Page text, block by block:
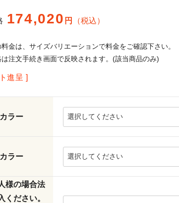
174,020 税込
金は、サイズバリエーションで料金をご確認下さい。
注文手続き画面で反映されます。(該当商品のみ)
進呈 ]
ラー
ラー
様の場合法
ください。